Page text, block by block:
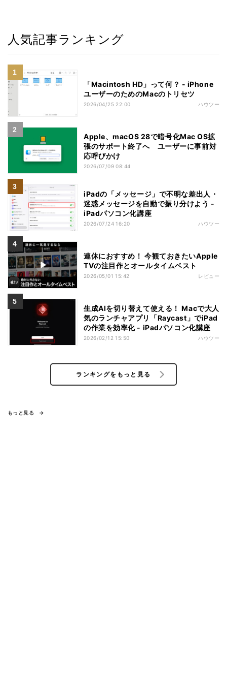
人気記事ランキング
「Macintosh HD」って何？ - iPhone
ユーザーのためのMacのトリセツ
2026/04/25 22:00 ハウツー
Apple、macOS 28で暗号化Mac OS拡
張のサポート終了へ ユーザーに事前対
応呼びかけ
2026/07/09 08:44
iPadの「メッセージ」で不明な差出人・
迷惑メッセージを自動で振り分けよう -
iPadパソコン化講座
2026/07/24 16:20 ハウツー
連休におすすめ！ 今観ておきたいApple
TVの注目作とオールタイムベスト
2026/05/01 15:42 レビュー
生成AIを切り替えて使える！ Macで大人
気のランチャアプリ「Raycast」でiPad
の作業を効率化 - iPadパソコン化講座
2026/02/12 15:50 ハウツー
ランキングをもっと見る
もっと見る